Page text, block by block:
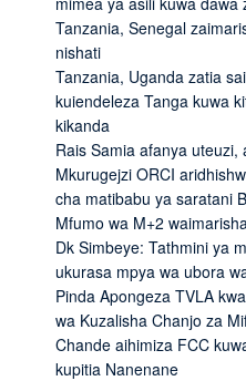
Tanzania, Senegal
nishati
Tanzania, Uganda zatia
kuiendeleza Tanga kuwa
kikanda
Rais Samia afanya uteuzi,
Mkurugejzi ORCI
cha matibabu ya saratani
Mfumo wa M+2
Dk Simbeye: Tathmini ya
ukurasa mpya wa ubora
Pinda Apongeza TVLA
wa Kuzalisha Chanjo za
Chande aihimiza FCC
kupitia Nanenane